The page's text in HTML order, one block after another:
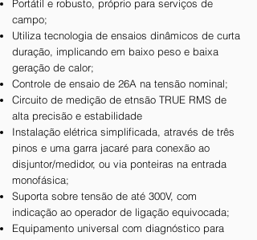
Portátil e robusto, próprio para serviços de
campo;
Utiliza tecnologia de ensaios dinâmicos de curta
duração, implicando em baixo peso e baixa
geração de calor;
Controle de ensaio de 26A na tensão nominal;
Circuito de medição de etnsão TRUE RMS de
alta precisão e estabilidade
Instalação elétrica simplificada, através de três
pinos e uma garra jacaré para conexão ao
disjuntor/medidor, ou via ponteiras na entrada
monofásica;
Suporta sobre tensão de até 300V, com
indicação ao operador de ligação equivocada;
Equipamento universal com diagnóstico para